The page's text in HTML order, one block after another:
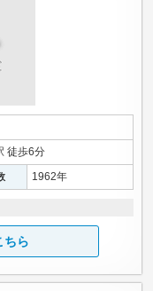
徒歩6分
1962年
ちら